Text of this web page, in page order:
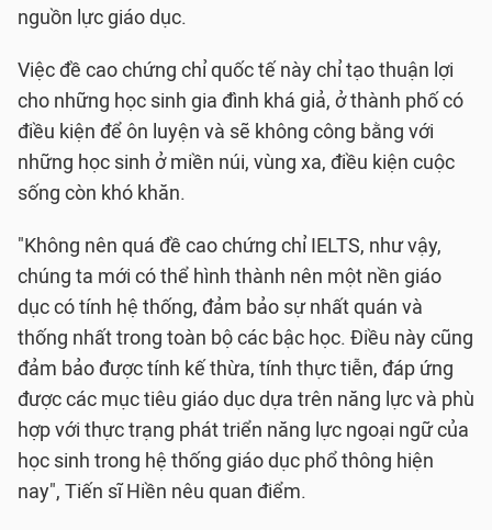
nguồn lực giáo dục.
Việc đề cao chứng chỉ quốc tế này chỉ tạo thuận lợi
cho những học sinh gia đình khá giả, ở thành phố có
điều kiện để ôn luyện và sẽ không công bằng với
những học sinh ở miền núi, vùng xa, điều kiện cuộc
sống còn khó khăn.
"Không nên quá đề cao chứng chỉ IELTS, như vậy,
chúng ta mới có thể hình thành nên một nền giáo
dục có tính hệ thống, đảm bảo sự nhất quán và
thống nhất trong toàn bộ các bậc học. Điều này cũng
đảm bảo được tính kế thừa, tính thực tiễn, đáp ứng
được các mục tiêu giáo dục dựa trên năng lực và phù
hợp với thực trạng phát triển năng lực ngoại ngữ của
học sinh trong hệ thống giáo dục phổ thông hiện
nay", Tiến sĩ Hiền nêu quan điểm.